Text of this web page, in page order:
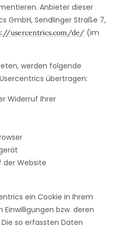
Anbieter dieser
GmbH, Sendlinger Straße 7,
usercentrics.com/de/ (im
werden folgende
übertragen:
Widerruf Ihrer
der Website
ein Cookie in Ihrem
bzw. deren
so erfassten Daten